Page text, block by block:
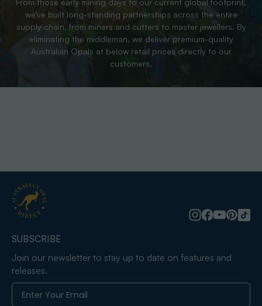
we’ve built long-standing partnerships across the entire
supply chain, from miners and cutters to master jewellers. By
eliminating the middleman, we deliver premium-quality
Australian Opals at below retail prices directly to our
customers.
SUBSCRIBE
Join our newsletter to stay up to date on features and
releases.